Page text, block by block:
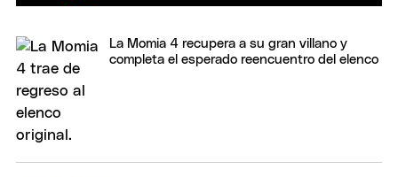
La Momia 4 recupera a su gran villano y
completa el esperado reencuentro del elenco